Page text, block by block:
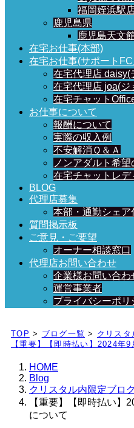
福岡姪浜駅
鹿児島県
鹿児島天文
在宅お仕事(本部)
在宅お仕事(サポート
在宅代理店 daisy(
在宅代理店 joa(ジ
在宅チャット
お仕事について
報酬について
実際の収入例
不安解消Ｑ＆Ａ
ノンアダルト希望
在宅チャットレデ
BLOG
代理店募集
本部・通勤シェア
質問掲示板
ご意見・ご要望
オーナー相談窓口
代理店お問い合わせ
企業様お問い合わ
運営事業者
プライバシーポリ
日々、ブログを更新中！
TOP > ブログ一覧 > クリスタ
【重要】【即時払い】2024年
HOME
Blog
クリスタル内限定ブロ
【重要】【即時払い】
について